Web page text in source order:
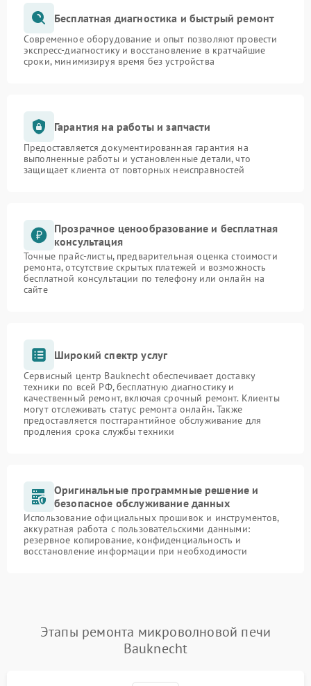
Бесплатная диагностика и быстрый ремонт
Современное оборудование и опыт позволяют провести
экспресс-диагностику и восстановление в кратчайшие
сроки, минимизируя время без устройства
Гарантия на работы и запчасти
Предоставляется документированная гарантия на
выполненные работы и установленные детали, что
защищает клиента от повторных неисправностей
Прозрачное ценообразование и бесплатная
консультация
Точные прайс-листы, предварительная оценка стоимости
ремонта, отсутствие скрытых платежей и возможность
бесплатной консультации по телефону или онлайн на
сайте
Широкий спектр услуг
Сервисный центр Bauknecht обеспечивает доставку
техники по всей РФ, бесплатную диагностику и
качественный ремонт, включая срочный ремонт. Клиенты
могут отслеживать статус ремонта онлайн. Также
предоставляется постгарантийное обслуживание для
продления срока службы техники
Оригинальные программные решение и
безопасное обслуживание данных
Использование официальных прошивок и инструментов,
аккуратная работа с пользовательскими данными:
резервное копирование, конфиденциальность и
восстановление информации при необходимости
Этапы ремонта микроволновой печи
Bauknecht